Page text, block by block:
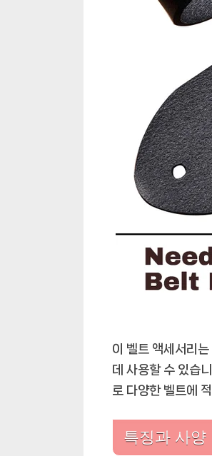
이 벨트 액세서리
데 사용할 수 있습
로 다양한 벨트에
특징과 사양